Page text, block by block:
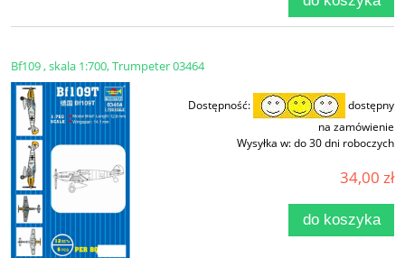
Bf109 , skala 1:700, Trumpeter 03464
Dostępność:
dostępny
na zamówienie
Wysyłka w:do 30 dni roboczych
34,00 zł
do koszyka